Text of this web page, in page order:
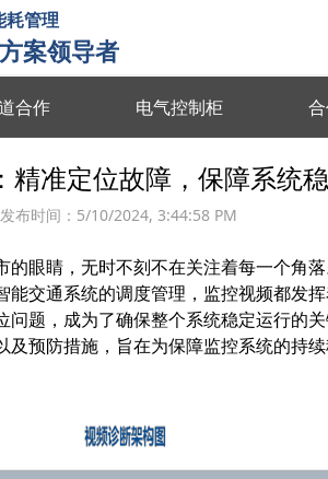
耗管理
案领导者
台
据集成/管理/分析/共享
数字孪
全要素
惯分析 数据驱动决策 提升管理效率 故障预
通
动调节 改善空气质量 提升节能效率
智慧消
实时监测
运行状态 识别安全隐患 提升设备效率 多维度
合作 电气控制柜
精准定位故障，保障系统
发布时间： 5/10/2024, 3:44:58 PM
的眼睛，无时不刻不在关注着每一个角
交通系统的调度管理，监控视频都发
题，成为了确保整个系统稳定运行的
预防措施，旨在为保障监控系统的持续